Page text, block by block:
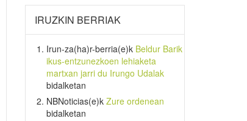
IRUZKIN BERRIAK
Irun-za(ha)r-berria(e)k Beldur Barik
ikus-entzunezkoen lehiaketa
martxan jarri du Irungo Udalak
bidalketan
NBNoticias(e)k Zure ordenean
bidalketan